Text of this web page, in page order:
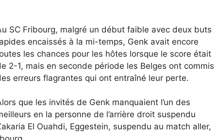
SC Fribourg, malgré un début faible avec deux buts
encaissés à la mi-temps, Genk avait encore
les chances pour les hôtes lorsque le score était
2-1, mais en seconde période les Belges ont commis
erreurs flagrantes qui ont entraîné leur perte.
que les invités de Genk manquaient l’un des
en la personne de l’arrière droit suspendu
El Ouahdi, Eggestein, suspendu au match aller,